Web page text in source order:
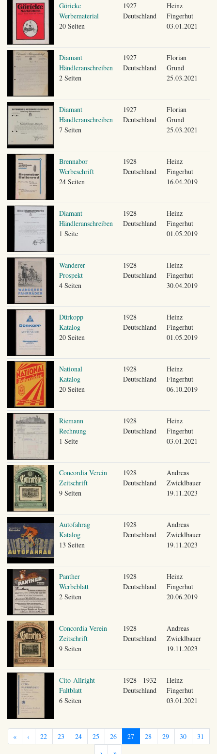
Göricke
Werbematerial
20 Seiten
1927
Deutschland
Heinz
Fingerhut
03.01.2021
Diamant
Händleranschreiben
2 Seiten
1927
Deutschland
Florian
Grund
25.03.2021
Diamant
Händleranschreiben
7 Seiten
1927
Deutschland
Florian
Grund
25.03.2021
Brennabor
Werbeschrift
24 Seiten
1928
Deutschland
Heinz
Fingerhut
16.04.2019
Diamant
Händleranschreiben
1 Seite
1928
Deutschland
Heinz
Fingerhut
01.05.2019
Wanderer
Prospekt
4 Seiten
1928
Deutschland
Heinz
Fingerhut
30.04.2019
Dürkopp
Katalog
20 Seiten
1928
Deutschland
Heinz
Fingerhut
01.05.2019
National
Katalog
20 Seiten
1928
Deutschland
Heinz
Fingerhut
06.10.2019
Riemann
Rechnung
1 Seite
1928
Deutschland
Heinz
Fingerhut
03.01.2021
Concordia Verein
Zeitschrift
9 Seiten
1928
Deutschland
Andreas
Zwicklbauer
19.11.2023
Autofahrag
Katalog
13 Seiten
1928
Deutschland
Andreas
Zwicklbauer
19.11.2023
Panther
Werbeblatt
2 Seiten
1928
Deutschland
Heinz
Fingerhut
20.06.2019
Concordia Verein
Zeitschrift
9 Seiten
1928
Deutschland
Andreas
Zwicklbauer
19.11.2023
Cito-Allright
Faltblatt
6 Seiten
1928 - 1932
Deutschland
Heinz
Fingerhut
03.01.2021
« ‹ 22 23 24 25 26 27 28 29 30
31
›
»